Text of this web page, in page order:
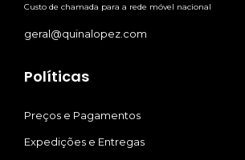
Custo de chamada para a rede móvel nacional
geral@quinalopez.com
Políticas
Preços e Pagamentos
Expedições e Entregas